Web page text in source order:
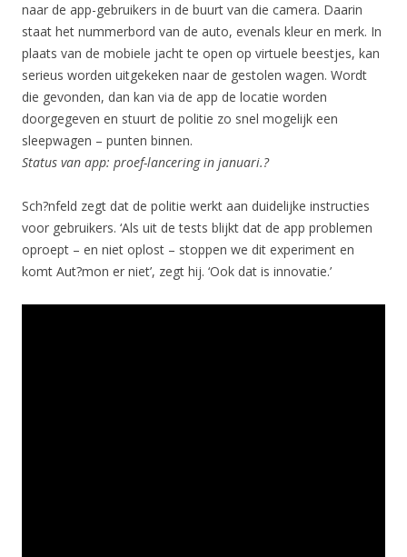
naar de app-gebruikers in de buurt van die camera. Daarin
staat het nummerbord van de auto, evenals kleur en merk. In
plaats van de mobiele jacht te open op virtuele beestjes, kan
serieus worden uitgekeken naar de gestolen wagen. Wordt
die gevonden, dan kan via de app de locatie worden
doorgegeven en stuurt de politie zo snel mogelijk een
sleepwagen – punten binnen.
Status van app: proef-lancering in januari.?
Sch?nfeld zegt dat de politie werkt aan duidelijke instructies
voor gebruikers. ‘Als uit de tests blijkt dat de app problemen
oproept – en niet oplost – stoppen we dit experiment en
komt Aut?mon er niet’, zegt hij. ‘Ook dat is innovatie.’